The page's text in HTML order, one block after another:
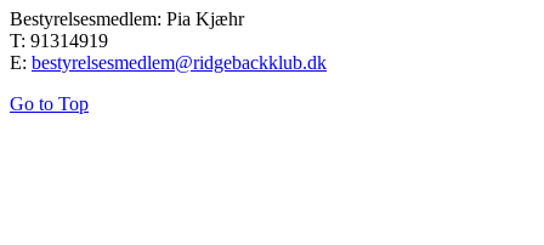
Bestyrelsesmedlem: Pia Kjæhr
T: 91314919
E: bestyrelsesmedlem@ridgebackklub.dk
Go to Top